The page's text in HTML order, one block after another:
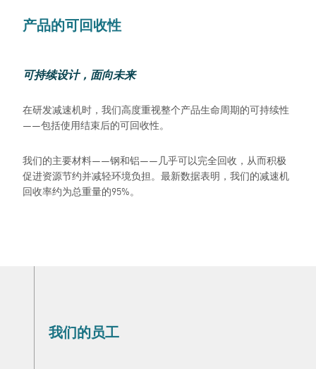
产品的可回收性
可持续设计，面向未来
在研发减速机时，我们高度重视整个产品生命周期的可持续性
——包括使用结束后的可回收性。
我们的主要材料——钢和铝——几乎可以完全回收，从而积极
促进资源节约并减轻环境负担。最新数据表明，我们的减速机
回收率约为总重量的95%。
我们的员工